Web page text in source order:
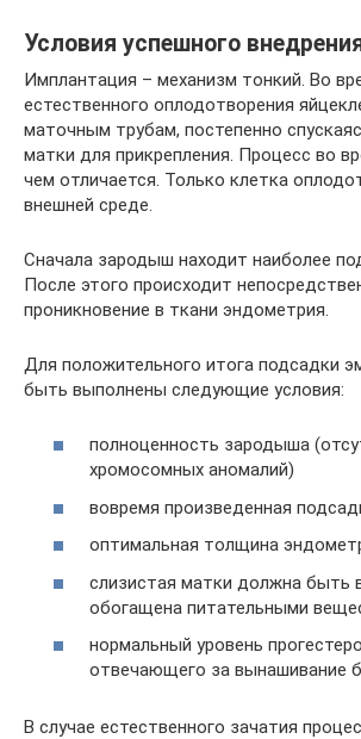
Условия успешного
Имплантация – механизм тонкий. Во
естественного оплодотворения
маточным трубам, постепенно
матки для прикрепления. Процесс во
чем отличается. Только клетка
внешней среде.
Сначала зародыш находит наиболее
После этого происходит
проникновение в ткани эндометрия.
Для положительного итога подсадки
быть выполнены следующие условия:
полноценность зародыша
хромосомных аномалий)
вовремя произведенная
оптимальная толщина
слизистая матки должна быть
обогащена питательными
нормальный уровень
отвечающего за вынашивание
В случае естественного зачатия